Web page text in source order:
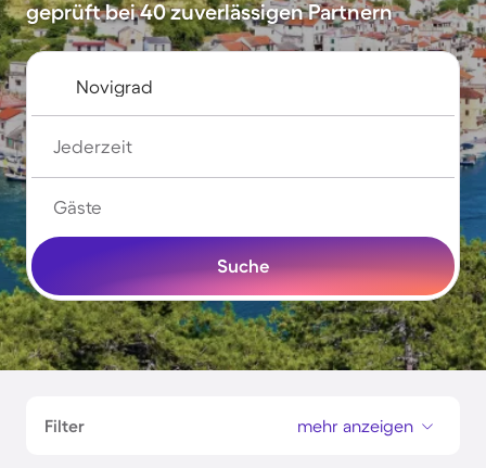
geprüft bei 40 zuverlässigen Partnern
Jederzeit
Gäste
Suche
Filter mehr anzeigen